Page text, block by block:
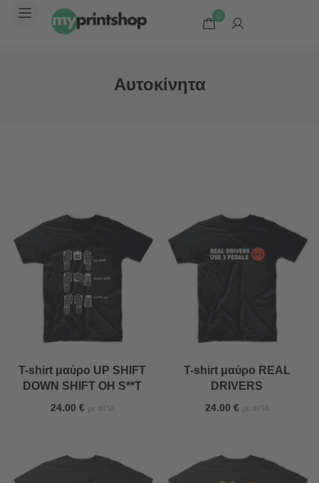
0
Αυτοκίνητα
T-shirt μαύρο UP SHIFT
DOWN SHIFT OH S**T
24.00 € με ΦΠΑ
T-shirt μαύρο REAL
DRIVERS
24.00 € με ΦΠΑ